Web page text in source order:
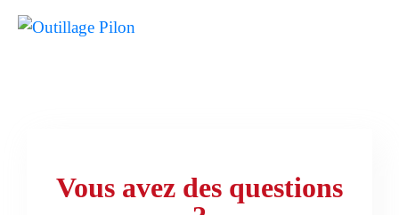
Vous avez des questions